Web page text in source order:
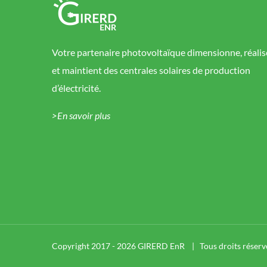
Votre partenaire photovoltaïque dimensionne,
et maintient des centrales solaires de production
d’électricité.
>En savoir plus
Copyright 2017 - 2026 GIRERD EnR | Tous droits